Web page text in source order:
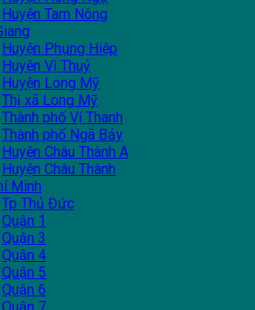
Huyện Tam Nông
Huyện Phụng Hiệp
Huyện Vị Thuỷ
Huyện Long Mỹ
Thị xã Long Mỹ
Thành phố Vị Thanh
Thành phố Ngã Bảy
Huyện Châu Thành A
Huyện Châu Thành
Minh
Tp Thủ Đức
Quận 1
Quận 3
Quận 4
Quận 5
Quận 6